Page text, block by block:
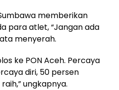
memberikan
para atlet, “Jangan ada
menyerah.
ke PON Aceh. Percaya
diri, 50 persen
ungkapnya.